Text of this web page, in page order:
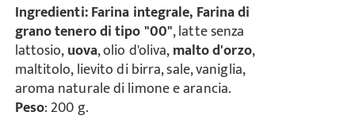
Ingredienti:Farina integrale, Farina di
grano tenero di tipo "00", latte senza
lattosio,uova, olio d'oliva,malto d'orzo,
maltitolo, lievito di birra, sale, vaniglia,
aroma naturale di limone e arancia.
Peso: 200 g.